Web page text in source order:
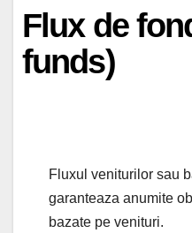
Flux de
funds)
Fluxul veniturilor sau
garanteaza anumite
bazate pe venituri.